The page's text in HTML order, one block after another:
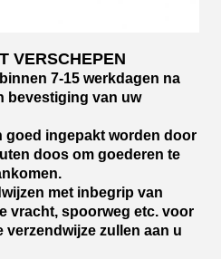
VERSCHEPEN
7-15 werkdagen na
bevestiging van uw
goed ingepakt worden door
doos om goederen te
met inbegrip van
vracht, spoorweg etc. voor
zullen aan u